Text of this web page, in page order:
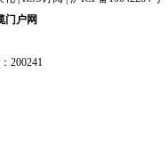
门户网
200241